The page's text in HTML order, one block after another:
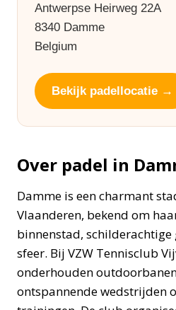
Antwerpse Heirweg 22A
8340 Damme
Belgium
Bekijk padellocatie →
Over padel in
Damme is een charmant
Vlaanderen, bekend om
binnenstad, schilderachtige
sfeer. Bij VZW Tennisclub
onderhouden
ontspannende wedstrijden